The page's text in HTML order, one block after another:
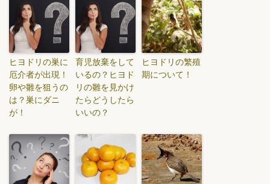
ヒヨドリの巣に
厄介者が出現！
卵や雛を狙うの
は？巣にダニ
が！
育児放棄をして
いるの？ヒヨド
リの雛を見かけ
たらどうしたら
いいの？
ヒヨドリの繁殖
期について！